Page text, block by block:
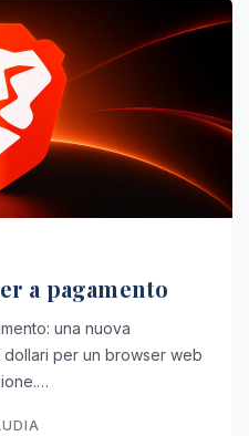
a pagamento
una nuova
per un browser web